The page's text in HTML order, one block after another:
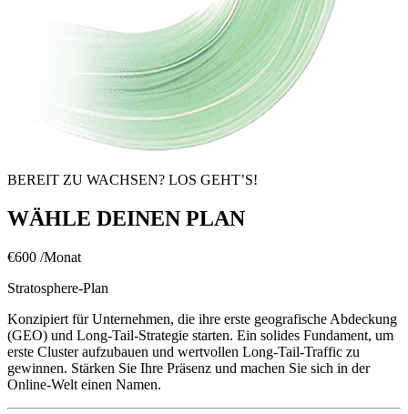
BEREIT ZU WACHSEN? LOS GEHT’S!
WÄHLE DEINEN PLAN
€600 /Monat
Stratosphere-Plan
Konzipiert für Unternehmen, die ihre erste geografische Abdeckung
(GEO) und Long-Tail-Strategie starten. Ein solides Fundament, um
erste Cluster aufzubauen und wertvollen Long-Tail-Traffic zu
gewinnen. Stärken Sie Ihre Präsenz und machen Sie sich in der
Online-Welt einen Namen.